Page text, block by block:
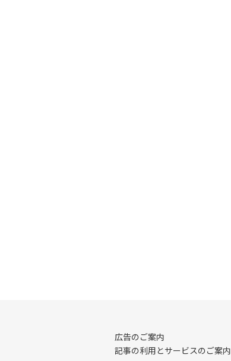
広告のご案内
記事の利用とサービスのご案内